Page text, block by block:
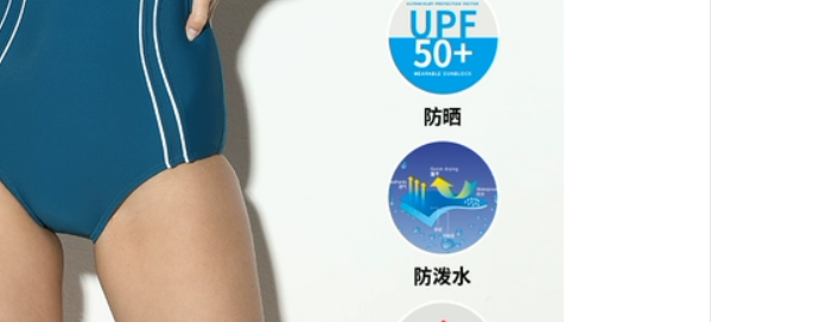
dài tay đồ bơi nữ
đồ bơi kín cho nữ
Ưu đãi đặc biệt áo
Hàn Quốc bikini một
Quốc nổi tiếng trên
Internet áo tắm mới
màu đen 1929 các
kiểu đồ bơi nữ kín
đáo áo tắm nữ
2023 Mới Đồ Bơi Nữ